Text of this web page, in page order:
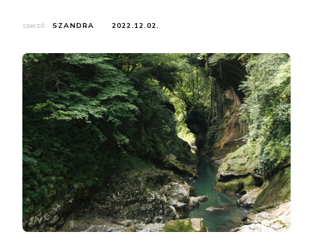
szerző: SZANDRA 2022.12.02.